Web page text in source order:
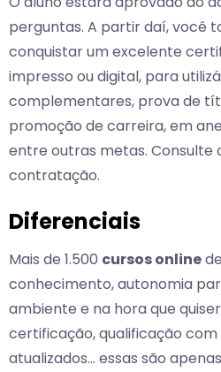
perguntas. A partir daí, você
conquistar um excelente
impresso ou digital, para
complementares, prova de
promoção de carreira, em
entre outras metas. Consulte
contratação.
Diferenciais
Mais de 1.500 cursos online
conhecimento, autonomia
ambiente e na hora que
certificação, qualificação
atualizados… essas são